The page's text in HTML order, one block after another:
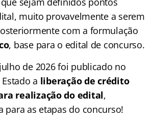
muito provavelmente a serem
com a formulação
, base para o edital de concurso.
de 2026 foi publicado no
a liberação de crédito
realização do edital,
para as etapas do concurso!